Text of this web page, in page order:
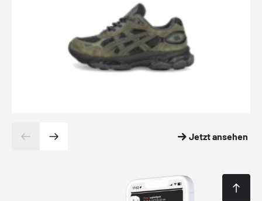
Jetzt ansehen